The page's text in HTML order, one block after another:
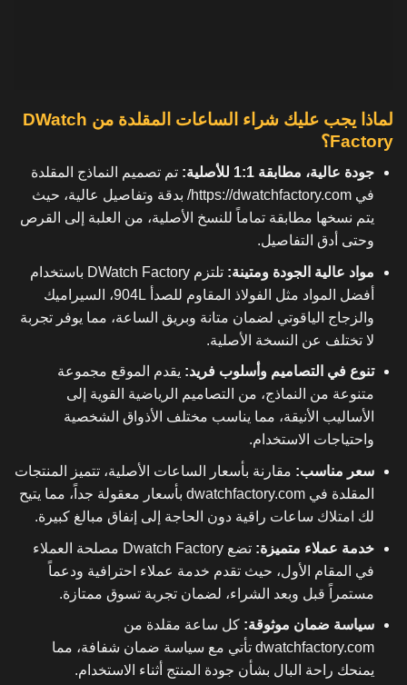
لماذا يجب عليك شراء الساعات المقلدة من DWatch
Factory؟
جودة عالية، مطابقة 1:1 للأصلية:
تم تصميم النماذج المقلدة
في https://dwatchfactory.com/ بدقة وتفاصيل عالية، حيث
يتم نسخها مطابقة تماماً للنسخ الأصلية، من العلبة إلى القرص
وحتى أدق التفاصيل.
مواد عالية الجودة ومتينة:
تلتزم DWatch Factory باستخدام
أفضل المواد مثل الفولاذ المقاوم للصدأ 904L، السيراميك
والزجاج الياقوتي لضمان متانة وبريق الساعة، مما يوفر تجربة
لا تختلف عن النسخة الأصلية.
تنوع في التصاميم وأسلوب فريد: يقدم الموقع مجموعة
متنوعة من النماذج، من التصاميم الرياضية القوية إلى
الأساليب الأنيقة، مما يناسب مختلف الأذواق الشخصية
واحتياجات الاستخدام.
سعر مناسب: مقارنة بأسعار الساعات الأصلية، تتميز المنتجات
المقلدة في dwatchfactory.com بأسعار معقولة جداً، مما يتيح
لك امتلاك ساعات راقية دون الحاجة إلى إنفاق مبالغ كبيرة.
خدمة عملاء متميزة:
تضع Dwatch Factory مصلحة العملاء
في المقام الأول، حيث تقدم خدمة عملاء احترافية ودعماً
مستمراً قبل وبعد الشراء، لضمان تجربة تسوق ممتازة.
سياسة ضمان موثوقة: كل ساعة مقلدة من
dwatchfactory.com تأتي مع سياسة ضمان شفافة، مما
يمنحك راحة البال بشأن جودة المنتج أثناء الاستخدام.